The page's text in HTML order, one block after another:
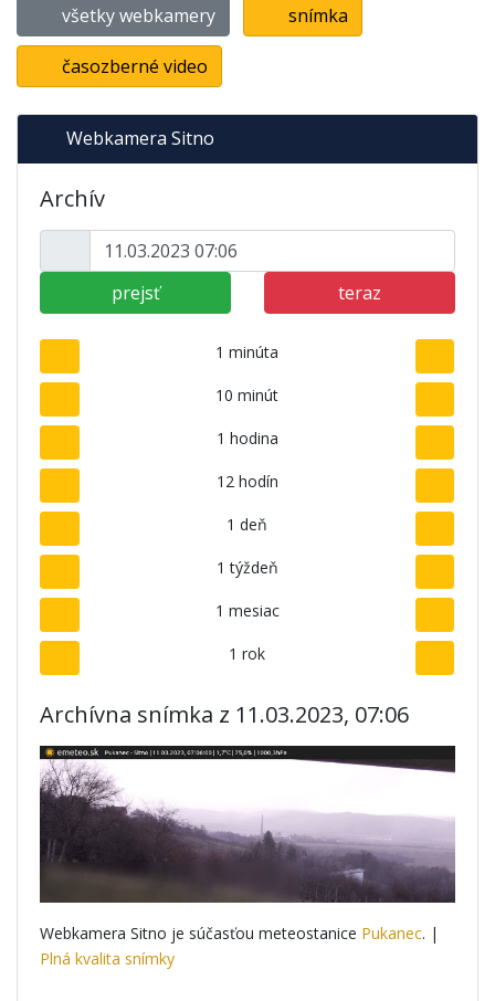
všetky webkamery snímka
časozberné video
Webkamera Sitno
Archív
prejsť teraz
1 minúta
10 minút
1 hodina
12 hodín
1 deň
1 týždeň
1 mesiac
1 rok
Archívna snímka z 11.03.2023, 07:06
Webkamera Sitno je súčasťou meteostanice Pukanec. |
Plná kvalita snímky